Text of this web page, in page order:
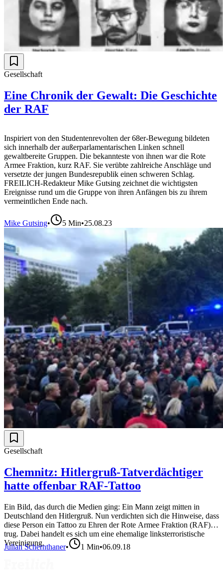
Gesellschaft
Eine Chronik der Gewalt: Die Geschichte
der RAF
Inspiriert von den Studentenrevolten der 68er-Bewegung bildeten
sich innerhalb der außerparlamentarischen Linken schnell
gewaltbereite Gruppen. Die bekannteste von ihnen war die Rote
Armee Fraktion, kurz RAF. Sie verübte zahlreiche Anschläge und
versetzte der jungen Bundesrepublik einen schweren Schlag.
FREILICH-Redakteur Mike Gutsing zeichnet die wichtigsten
Ereignisse rund um die Gruppe von ihren Anfängen bis zu ihrem
vermeintlichen Ende nach.
Mike Gutsing• 5 Min•25.08.23
Gesellschaft
Chemnitz: Hitlergruß-Tatverdächtiger
hatte offenbar RAF-Tattoo
Ein Bild, das durch die Medien ging: Ein Mann zeigt mitten in
Deutschland den Hitlergruß. Nun verdichten sich die Hinweise, dass
diese Person ein Tattoo zu Ehren der Rote Armee Fraktion (RAF)
trug. Dabei handelt es sich um eine ehemalige linksterroristische
Vereinigung.
Julian Schernthaner• 1 Min•06.09.18